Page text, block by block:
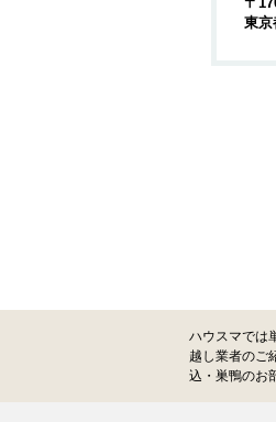
東
ハウスマでは
越し業者のご
込・巣鴨のお